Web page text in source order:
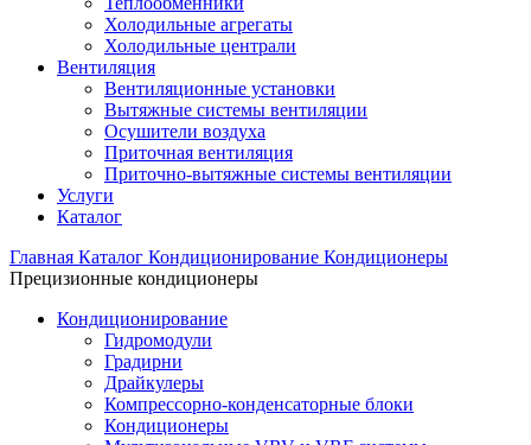
Холодильные агрегаты
Холодильные централи
Вентиляция
Вентиляционные установки
Вытяжные системы вентиляции
Осушители воздуха
Приточная вентиляция
Приточно-вытяжные системы вентиляции
Услуги
Каталог
Главная Каталог Кондиционирование Кондиционеры
Прецизионные кондиционеры
Кондиционирование
Гидромодули
Градирни
Драйкулеры
Компрессорно-конденсаторные блоки
Кондиционеры